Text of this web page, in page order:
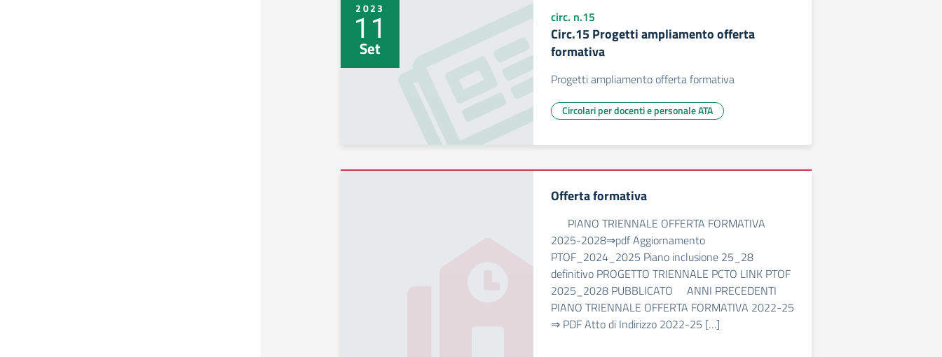
2023
11
Set
circ. n.15
Circ.15 Progetti ampliamento offerta
formativa
Progetti ampliamento offerta formativa
Circolari per docenti e personale ATA
Offerta formativa
PIANO TRIENNALE OFFERTA FORMATIVA
2025-2028⇒pdf Aggiornamento
PTOF_2024_2025 Piano inclusione 25_28
definitivo PROGETTO TRIENNALE PCTO LINK PTOF
2025_2028 PUBBLICATO ANNI PRECEDENTI
PIANO TRIENNALE OFFERTA FORMATIVA 2022-25
⇒ PDF Atto di Indirizzo 2022-25 […]